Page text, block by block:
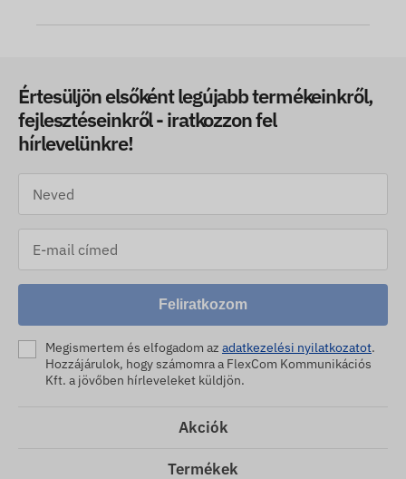
Értesüljön elsőként legújabb termékeinkről,
fejlesztéseinkről - iratkozzon fel
hírlevelünkre!
Feliratkozom
Megismertem és elfogadom az adatkezelési nyilatkozatot.
Hozzájárulok, hogy számomra a FlexCom Kommunikációs
Kft. a jövőben hírleveleket küldjön.
Akciók
Termékek